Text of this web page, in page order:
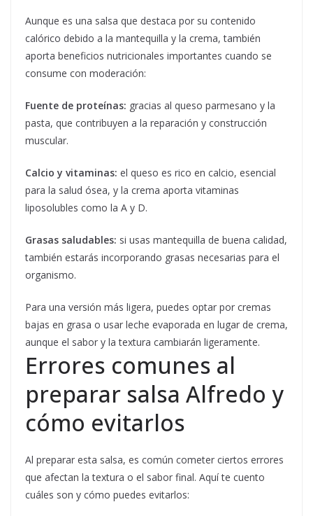
Aunque es una salsa que destaca por su contenido
calórico debido a la mantequilla y la crema, también
aporta beneficios nutricionales importantes cuando se
consume con moderación:
Fuente de proteínas: gracias al queso parmesano y la
pasta, que contribuyen a la reparación y construcción
muscular.
Calcio y vitaminas: el queso es rico en calcio, esencial
para la salud ósea, y la crema aporta vitaminas
liposolubles como la A y D.
Grasas saludables: si usas mantequilla de buena calidad,
también estarás incorporando grasas necesarias para el
organismo.
Para una versión más ligera, puedes optar por cremas
bajas en grasa o usar leche evaporada en lugar de crema,
aunque el sabor y la textura cambiarán ligeramente.
Errores comunes al
preparar salsa Alfredo y
cómo evitarlos
Al preparar esta salsa, es común cometer ciertos errores
que afectan la textura o el sabor final. Aquí te cuento
cuáles son y cómo puedes evitarlos: